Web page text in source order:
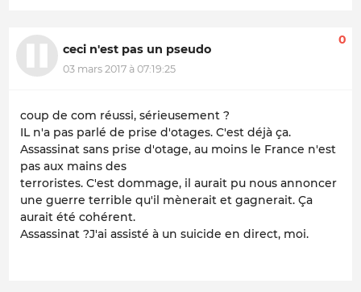
ceci n'est pas un pseudo
03 mars 2017 à 07:19:25
0
coup de com réussi, sérieusement ?
IL n'a pas parlé de prise d'otages. C'est déjà ça.
Assassinat sans prise d'otage, au moins le France n'est
pas aux mains des
terroristes. C'est dommage, il aurait pu nous annoncer
une guerre terrible qu'il mènerait et gagnerait. Ça
aurait été cohérent.
Assassinat ?J'ai assisté à un suicide en direct, moi.